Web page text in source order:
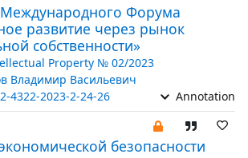
Международного Форума
развитие через рынок
собственности»
Property № 02/2023
Владимир Васильевич
4322-2023-2-24-26 Annotation
безопасности